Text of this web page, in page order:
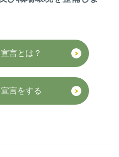
言とは？
言をする